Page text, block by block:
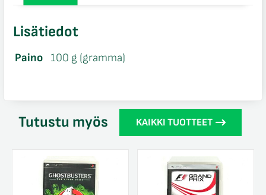
Lisätiedot
Paino 100 g (gramma)
Tutustu myös KAIKKI TUOTTEET